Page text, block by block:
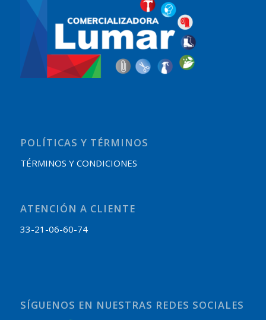
POLÍTICAS Y TÉRMINOS
TÉRMINOS Y CONDICIONES
ATENCIÓN A CLIENTE
33-21-06-60-74
SÍGUENOS EN NUESTRAS REDES SOCIALES